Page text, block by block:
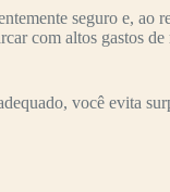
seguro e, ao
com altos gastos
você evita